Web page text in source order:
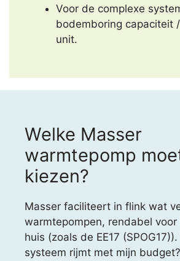
Voor de complexe
bodemboring capaciteit
unit.
Welke Masser
warmtepomp
kiezen?
Masser faciliteert in flink wat
warmtepompen, rendabel
huis (zoals de EE17
systeem rijmt met mijn